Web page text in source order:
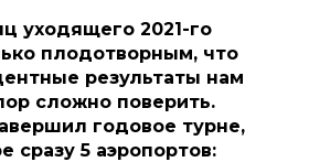
уходящего 2021-го
плодотворным, что
результаты нам
сложно поверить.
годовое турне,
сразу 5 аэропортов: